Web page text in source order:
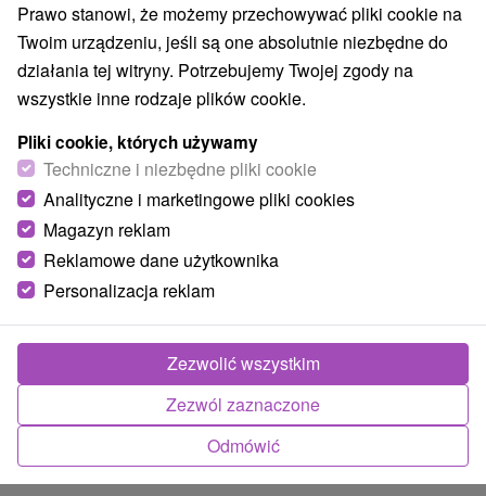
Region turystyczny
Vtáčnik, Strážovské vrchy, Ponitrie, Trenčiansky kraj
Znalazłeś błąd lub chcesz polecić nam nową atrakcję
Zgłoś błąd
Prawo stanowi, że możemy przechowywać pliki cookie na
Twoim urządzeniu, jeśli są one absolutnie niezbędne do
działania tej witryny. Potrzebujemy Twojej zgody na
wszystkie inne rodzaje plików cookie.
Pliki cookie, których używamy
Techniczne i niezbędne pliki cookie
Analityczne i marketingowe pliki cookies
Magazyn reklam
Reklamowe dane użytkownika
Personalizacja reklam
Odmówić
Zezwól zaznaczone
Zezwolić wszystkim